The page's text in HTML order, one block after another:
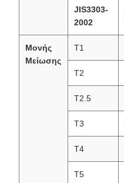
JIS3303-
2002
Μονής
Μείωσης
T1
T2
T2.5
T3
T4
T5